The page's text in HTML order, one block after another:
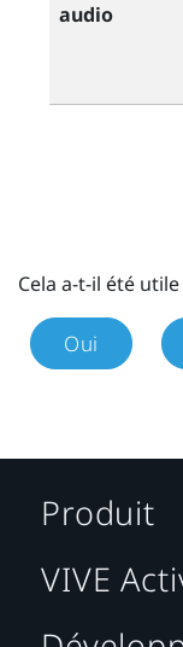
audio
Cela a-t-il été utile
Oui
Produit
VIVE